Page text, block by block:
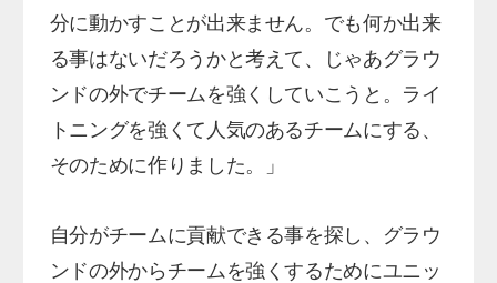
分に動かすことが出来ません。でも何か出来
る事はないだろうかと考えて、じゃあグラウ
ンドの外でチームを強くしていこうと。ライ
トニングを強くて人気のあるチームにする、
そのために作りました。」
自分がチームに貢献できる事を探し、グラウ
ンドの外からチームを強くするためにユニッ